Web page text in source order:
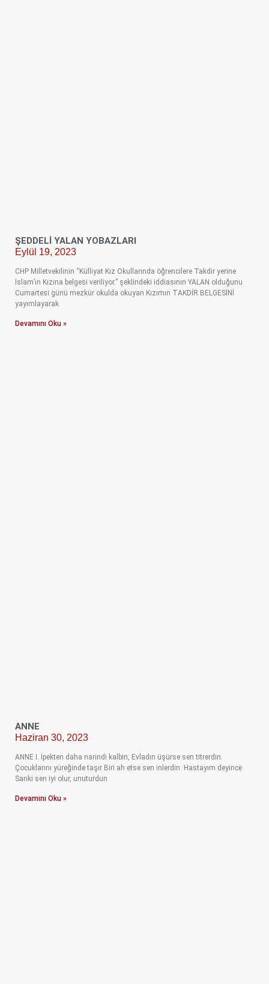
ŞEDDELI YALAN YOBAZLARI
Eylül 19, 2023
CHP Milletvekilinin “Külliyat Kız Okullarında öğrencilere Takdir yerine
İslam’ın Kızına belgesi veriliyor.” şeklindeki iddiasının YALAN olduğunu
Cumartesi günü mezkür okulda okuyan Kızımın TAKDİR BELGESİNİ
yayımlayarak
Devamını Oku »
ANNE
Haziran 30, 2023
ANNE I. İpekten daha narindi kalbin, Evladın üşürse sen titrerdin.
Çocuklarını yüreğinde taşır Biri ah etse sen inlerdin. Hastayım deyince
Sanki sen iyi olur, unuturdun
Devamını Oku »